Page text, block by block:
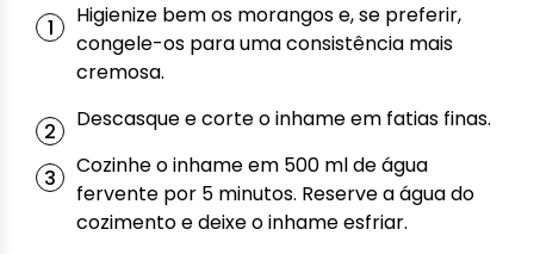
Higienize bem os morangos e, se preferir,
congele-os para uma consistência mais
cremosa.
Descasque e corte o inhame em fatias finas.
Cozinhe o inhame em 500 ml de água
fervente por 5 minutos. Reserve a água do
cozimento e deixe o inhame esfriar.